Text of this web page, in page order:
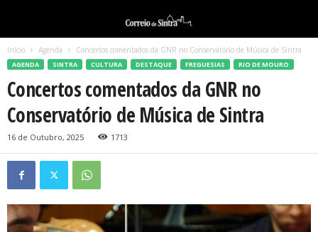
Início Agenda Concertos comentados da GNR no Conservatório de Música de Sintra
AGENDA SINTRA CULTURA DESTAQUE FREGUESIAS RIO DE MOURO
Concertos comentados da GNR no
Conservatório de Música de Sintra
16 de Outubro, 2025 1713